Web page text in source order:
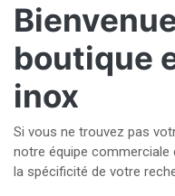
boutique
inox
Si vous ne trouvez pas
notre équipe commerciale
la spécificité de votre